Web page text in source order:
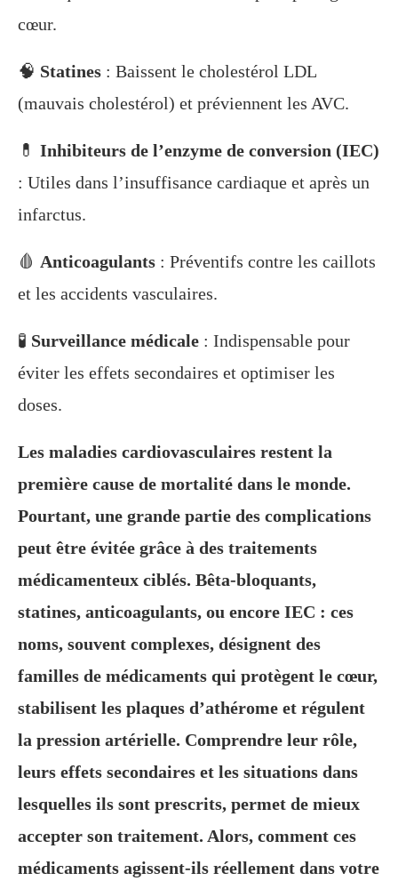
cœur.
🧠 Statines : Baissent le cholestérol LDL
(mauvais cholestérol) et préviennent les AVC.
💊 Inhibiteurs de l’enzyme de conversion (IEC)
: Utiles dans l’insuffisance cardiaque et après un
infarctus.
🩸 Anticoagulants : Préventifs contre les caillots
et les accidents vasculaires.
🧪 Surveillance médicale : Indispensable pour
éviter les effets secondaires et optimiser les
doses.
Les maladies cardiovasculaires restent la
première cause de mortalité dans le monde.
Pourtant, une grande partie des complications
peut être évitée grâce à des traitements
médicamenteux ciblés. Bêta-bloquants,
statines, anticoagulants, ou encore IEC : ces
noms, souvent complexes, désignent des
familles de médicaments qui protègent le cœur,
stabilisent les plaques d’athérome et régulent
la pression artérielle. Comprendre leur rôle,
leurs effets secondaires et les situations dans
lesquelles ils sont prescrits, permet de mieux
accepter son traitement. Alors, comment ces
médicaments agissent-ils réellement dans votre